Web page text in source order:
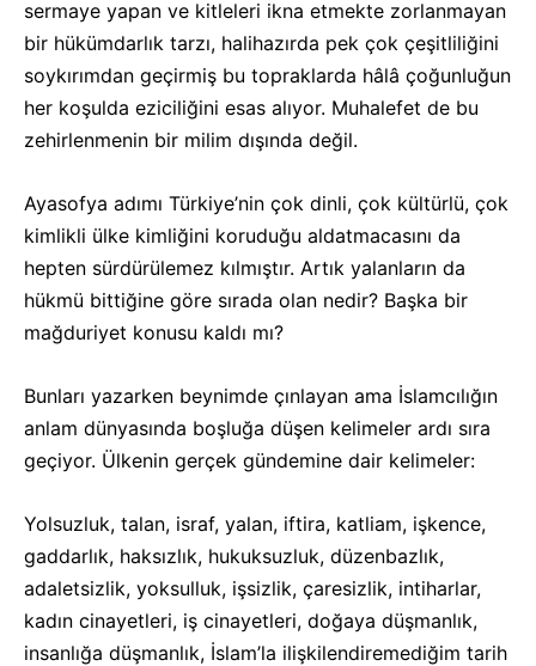
sermaye yapan ve kitleleri ikna etmekte zorlanmayan
bir hükümdarlık tarzı, halihazırda pek çok çeşitliliğini
soykırımdan geçirmiş bu topraklarda hâlâ çoğunluğun
her koşulda eziciliğini esas alıyor. Muhalefet de bu
zehirlenmenin bir milim dışında değil.
Ayasofya adımı Türkiye’nin çok dinli, çok kültürlü, çok
kimlikli ülke kimliğini koruduğu aldatmacasını da
hepten sürdürülemez kılmıştır. Artık yalanların da
hükmü bittiğine göre sırada olan nedir? Başka bir
mağduriyet konusu kaldı mı?
Bunları yazarken beynimde çınlayan ama İslamcılığın
anlam dünyasında boşluğa düşen kelimeler ardı sıra
geçiyor. Ülkenin gerçek gündemine dair kelimeler:
Yolsuzluk, talan, israf, yalan, iftira, katliam, işkence,
gaddarlık, haksızlık, hukuksuzluk, düzenbazlık,
adaletsizlik, yoksulluk, işsizlik, çaresizlik, intiharlar,
kadın cinayetleri, iş cinayetleri, doğaya düşmanlık,
insanlığa düşmanlık, İslam’la ilişkilendiremediğim tarih